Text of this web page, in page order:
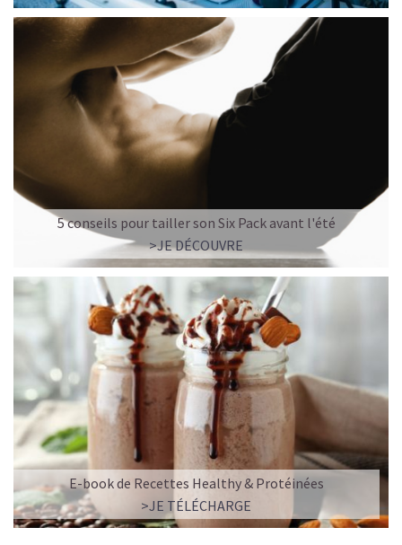
5 conseils pour tailler son Six Pack avant l'été
>JE DÉCOUVRE
E-book de Recettes Healthy & Protéinées
>JE TÉLÉCHARGE